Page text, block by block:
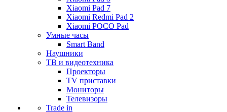
Xiaomi Pad 7
Xiaomi Redmi Pad 2
Xiaomi POCO Pad
Умные часы
Smart Band
Наушники
ТВ и видеотехника
Проекторы
TV приставки
Мониторы
Телевизоры
Trade in